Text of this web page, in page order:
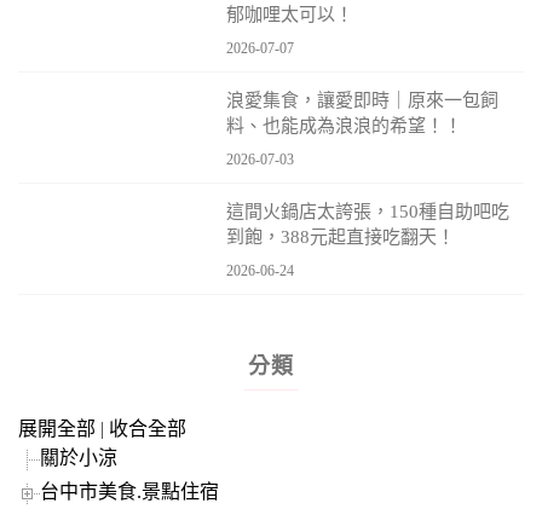
郁咖哩太可以！
2026-07-07
浪愛集食，讓愛即時｜原來一包飼
料、也能成為浪浪的希望！！
2026-07-03
這間火鍋店太誇張，150種自助吧吃
到飽，388元起直接吃翻天！
2026-06-24
分類
展開全部 | 收合全部
關於小涼
台中市美食.景點住宿